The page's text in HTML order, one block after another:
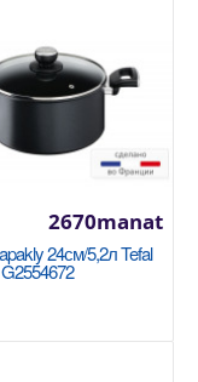
Откройте для
24см/5,2л Tefal
2670manat